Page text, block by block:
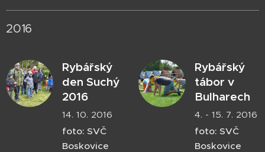
2016
Rybářský
den Suchý
2016
14. 10. 2016
foto: SVČ
Boskovice
Rybářský
tábor v
Bulharech
4. - 15. 7. 2016
foto: SVČ
Boskovice